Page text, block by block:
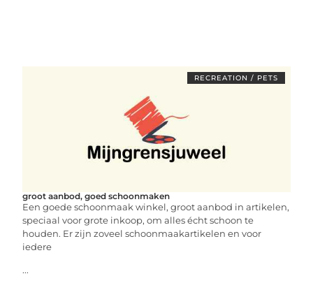
RECREATION / PETS
groot aanbod, goed schoonmaken
Een goede schoonmaak winkel, groot aanbod in artikelen,
speciaal voor grote inkoop, om alles écht schoon te
houden. Er zijn zoveel schoonmaakartikelen en voor
iedere
...